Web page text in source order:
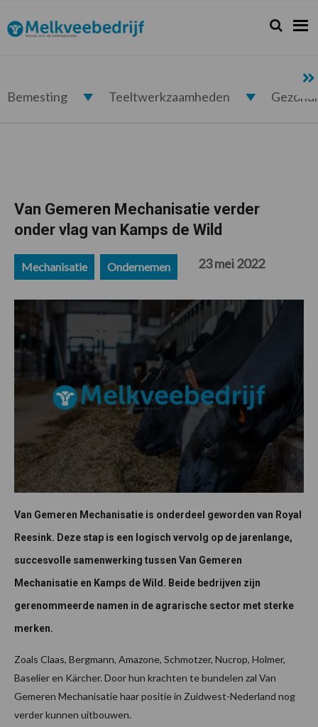
de
hoofdnavigatie
de
hoofd
de
eerste
de
voettekst
Melkveebedrijf.nl Zoeken...
Zoek
Bemesting Teeltwerkzaamheden
Van Gemeren Mechanisatie verder
onder vlag van Kamps de Wild
Mechanisatie Ondernemen 23 mei 2022
Van Gemeren Mechanisatie is onderdeel geworden van Royal
Reesink. Deze stap is een logisch vervolg op de jarenlange,
succesvolle samenwerking tussen Van Gemeren
Mechanisatie en Kamps de Wild. Beide bedrijven zijn
gerenommeerde namen in de agrarische sector met sterke
merken.
Zoals Claas, Bergmann, Amazone, Schmotzer, Nucrop, Holmer,
Baselier en Kärcher. Door hun krachten te bundelen zal Van
Gemeren Mechanisatie haar positie in Zuidwest-Nederland nog
verder kunnen uitbouwen.